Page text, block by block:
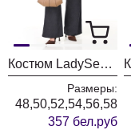
Костюм LadySecret 26251 темный графит
Размеры:
48,50,52,54,56,58
357 бел.руб